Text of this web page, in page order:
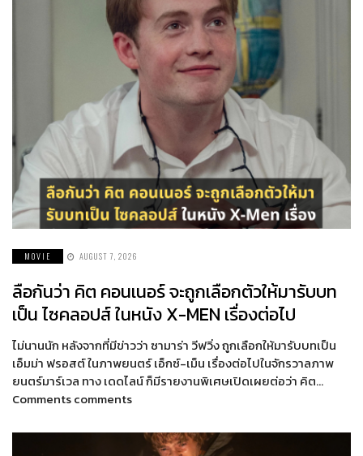
MOVIE AUGUST 7, 2026
ลือกันว่า คิต คอนเนอร์ จะถูกเลือกตัวให้มารับบท
เป็น ไซคลอปส์ ในหนัง X-MEN เรื่องต่อไป
ไม่นานนัก หลังจากที่มีข่าวว่า ซามาร่า วีฟวิ่ง ถูกเลือกให้มารับบทเป็น
เอ็มม่า ฟรอสต์ ในภาพยนตร์ เอ็กซ์-เม็น เรื่องต่อไปในจักรวาลภาพ
ยนตร์มาร์เวล ทาง เดดไลน์ ก็มีรายงานพิเศษเปิดเผยต่อว่า คิต…
Comments comments